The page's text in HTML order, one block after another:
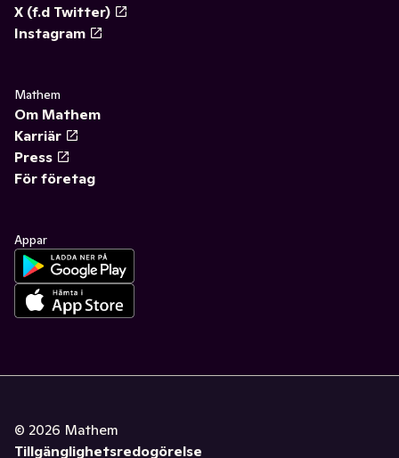
X (f.d Twitter)
Instagram
Mathem
Om Mathem
Karriär
Press
För företag
Appar
© 2026 Mathem
Tillgänglighetsredogörelse